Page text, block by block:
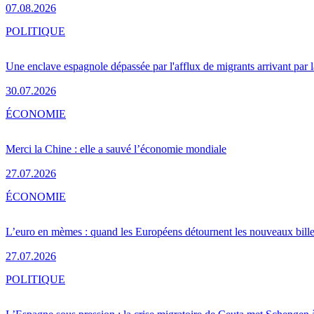
07.08.2026
Une enclave espagnole dépassée par l'afflux de migrants arrivant par
30.07.2026
POLITIQUE
Merci la Chine : elle a sauvé l’économie mondiale
27.07.2026
ÉCONOMIE
L’euro en mèmes : quand les Européens détournent les nouveaux
27.07.2026
ÉCONOMIE
POLITIQUE